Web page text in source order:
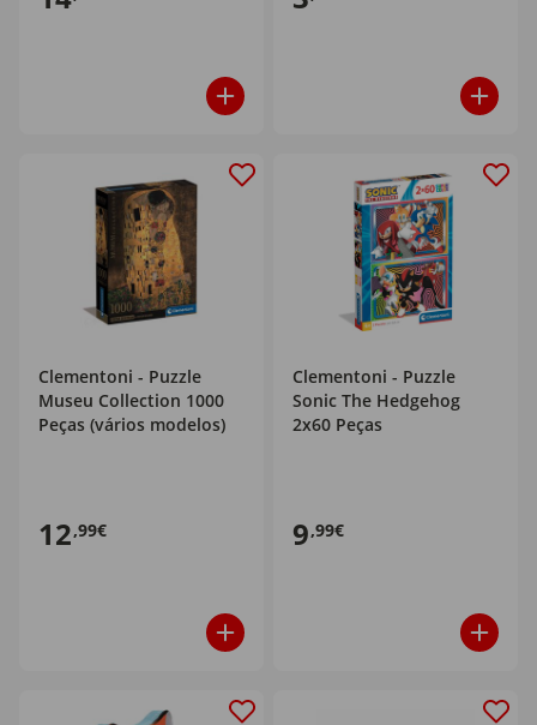
Clementoni - Puzzle
Museu Collection 1000
Peças (vários modelos)
12,99€
Clementoni - Puzzle
Sonic The Hedgehog
2x60 Peças
9,99€